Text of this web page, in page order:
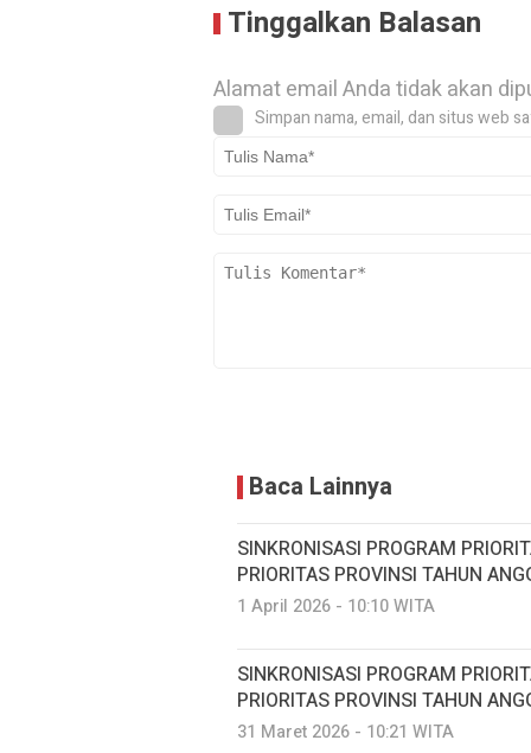
Tinggalkan Balasan
Alamat email Anda tidak akan
Simpan nama, email, dan situs web
Baca Lainnya
SINKRONISASI PROGRAM
PRIORITAS PROVINSI TAHUN
1 April 2026 - 10:10 WITA
SINKRONISASI PROGRAM
PRIORITAS PROVINSI TAHUN
31 Maret 2026 - 10:21 WITA